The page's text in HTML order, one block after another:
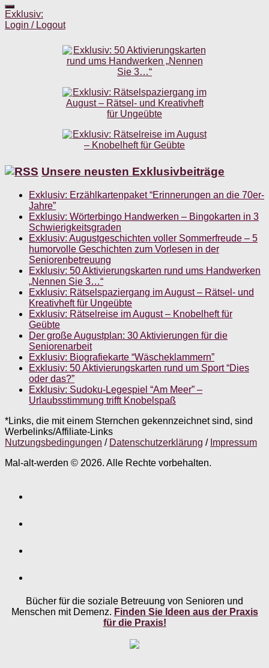
Exklusiv:
Login / Logout
Unsere neusten Exklusivbeiträge
Exklusiv: Erzählkartenpaket “Erinnerungen an die 70er-
Jahre”
Exklusiv: Wörterbingo Handwerken – Bingokarten in 3
Schwierigkeitsgraden
Exklusiv: Augustgeschichten voller Sommerfreude – 5
humorvolle Geschichten zum Vorlesen in der
Seniorenbetreuung
Exklusiv: 50 Aktivierungskarten rund ums Handwerken
„Nennen Sie 3…“
Exklusiv: Rätselspaziergang im August – Rätsel- und
Kreativheft für Ungeübte
Exklusiv: Rätselreise im August – Knobelheft für
Geübte
Der große Augustplan: 30 Aktivierungen für die
Seniorenarbeit
Exklusiv: Biografiekarte “Wäscheklammern”
Exklusiv: 50 Aktivierungskarten rund um Sport “Dies
oder das?”
Exklusiv: Sudoku-Legespiel “Am Meer” –
Urlaubsstimmung trifft Knobelspaß
*Links, die mit einem Sternchen gekennzeichnet sind, sind
Werbelinks/Affiliate-Links
Nutzungsbedingungen / Datenschutzerklärung / Impressum
Mal-alt-werden © 2026. Alle Rechte vorbehalten.
Bücher für die soziale Betreuung von Senioren und
Menschen mit Demenz. Finden Sie Ideen aus der Praxis
für die Praxis!